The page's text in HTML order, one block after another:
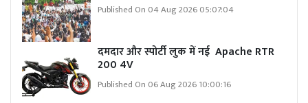
Published On 04 Aug 2026 05:07:04
दमदार और स्पोर्टी लुक में नई Apache RTR
200 4V
Published On 06 Aug 2026 10:00:16